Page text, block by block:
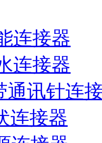
连接器
连接器
通讯针连
连接器